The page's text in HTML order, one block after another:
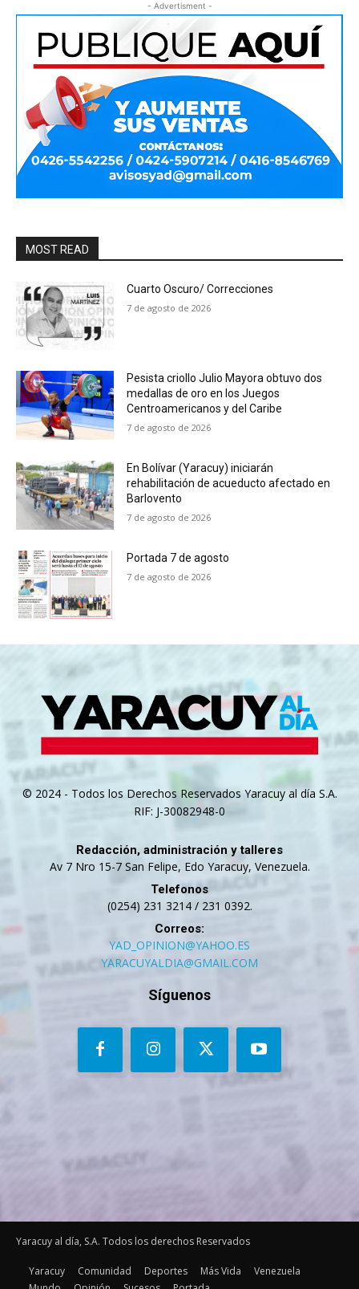
- Advertisment -
MOST READ
Cuarto Oscuro/ Correcciones
7 de agosto de 2026
Pesista criollo Julio Mayora obtuvo dos
medallas de oro en los Juegos
Centroamericanos y del Caribe
7 de agosto de 2026
En Bolívar (Yaracuy) iniciarán
rehabilitación de acueducto afectado en
Barlovento
7 de agosto de 2026
Portada 7 de agosto
7 de agosto de 2026
© 2024 - Todos los Derechos Reservados Yaracuy al día S.A.
RIF: J-30082948-0
Redacción, administración y talleres
Av 7 Nro 15-7 San Felipe, Edo Yaracuy, Venezuela.
Telefonos
(0254) 231 3214 / 231 0392.
Correos:
YAD_OPINION@YAHOO.ES
YARACUYALDIA@GMAIL.COM
Síguenos
Yaracuy al día, S.A. Todos los derechos Reservados
Yaracuy Comunidad Deportes Más Vida
Venezuela